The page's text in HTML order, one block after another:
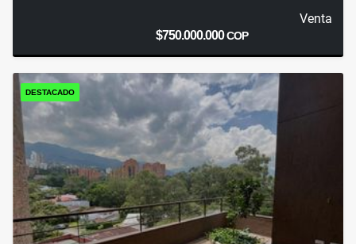
Venta
$750.000.000COP
DESTACADO